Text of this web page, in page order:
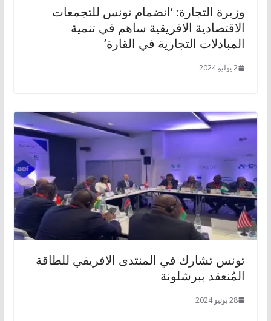
وزيرة التجارة: ‘انضمام تونس للتجمعات
الاقتصادية الافريقية ساهم في تنمية
المبادلات التجارية في القارة’
2 يوليو 2024
تونس تشارك في المنتدى الافريقي للطاقة
المُنعقد ببرشلونة
28 يونيو 2024